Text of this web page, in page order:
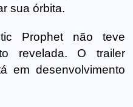
sua órbita.
Prophet não teve
revelada. O trailer
em desenvolvimento